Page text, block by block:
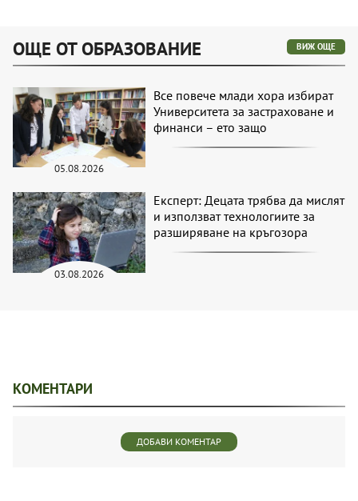
ОЩЕ ОТ ОБРАЗОВАНИЕ ВИЖ ОЩЕ
05.08.2026
Все повече млади хора избират
Университета за застраховане и
финанси – ето защо
03.08.2026
Експерт: Децата трябва да мислят
и използват технологиите за
разширяване на кръгозора
КОМЕНТАРИ
ДОБАВИ КОМЕНТАР